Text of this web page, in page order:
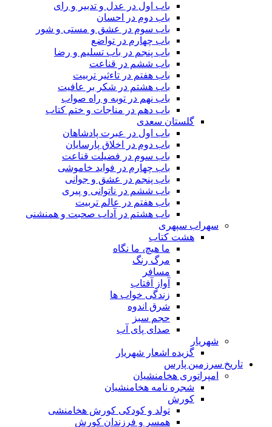
باب اول در عدل و تدبیر و رای
باب دوم در احسان
باب سوم در عشق و مستی و شور
باب چهارم در تواضع
باب پنجم در باب تسلیم و رضا
باب ششم در قناعت
باب هفتم در تاءثیر تربیت
باب هشتم در شکر بر عافیت
باب نهم در توبه و راه صواب
باب دهم در مناجات و ختم کتاب
گلستان سعدی
باب اول در عبرت پادشاهان
باب دوم در اخلاق پارسایان
باب سوم در فضیلت قناعت
باب چهارم در فواید خاموشى
باب پنجم در عشق و جوانى
باب ششم در ناتوانى و پیرى
باب هفتم در عالم تربیت
باب هشتم در آداب صحبت و همنشنى
سهراب سپهری
هشت کتاب
ما هیچ، ما نگاه
مرگ رنگ
مسافر
آواز آفتاب
زندگی خواب ها
شرق اندوه
حجم سبز
صدای پای آب
شهریار
گزیده اشعار شهریار
تاریخ سرزمین پارس
امپراتوری هخامنشیان
شجره نامه هخامنشیان
کورش
تولد و کودکی کورش هخامنشی
همسر و فرزندان کورش